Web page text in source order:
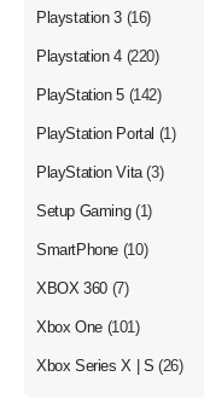
Playstation 3 (16)
Playstation 4 (220)
PlayStation 5 (142)
PlayStation Portal (1)
PlayStation Vita (3)
Setup Gaming (1)
SmartPhone (10)
XBOX 360 (7)
Xbox One (101)
Xbox Series X | S (26)